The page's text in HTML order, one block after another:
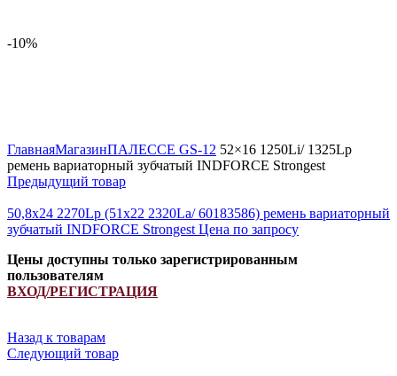
-10%
ГлавнаяМагазинПАЛЕССЕ GS-12 52×16 1250Li/ 1325Lp
ремень вариаторный зубчатый INDFORCE Strongest
Предыдущий товар
50,8x24 2270Lp (51x22 2320La/ 60183586) ремень вариаторный
зубчатый INDFORCE Strongest Цена по запросу
Цены доступны только зарегистрированным
пользователям
ВХОД/РЕГИСТРАЦИЯ
Назад к товарам
Следующий товар